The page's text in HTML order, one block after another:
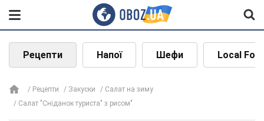
Рецепти Напої Шефи Local
Рецепти Закуски
Салат на зиму
Салат "Сніданок туриста" з рисом"